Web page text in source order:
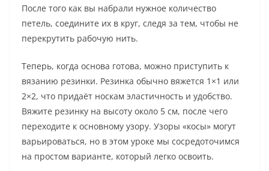
После того как вы набрали нужное количество
петель, соедините их в круг, следя за тем, чтобы не
перекрутить рабочую нить.
Теперь, когда основа готова, можно приступить к
вязанию резинки. Резинка обычно вяжется 1×1 или
2×2, что придаёт носкам эластичность и удобство.
Вяжите резинку на высоту около 5 см, после чего
переходите к основному узору. Узоры «косы» могут
варьироваться, но в этом уроке мы сосредоточимся
на простом варианте, который легко освоить.